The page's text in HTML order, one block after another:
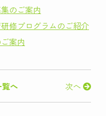
のご案内
修プログラムのご紹介
案内
次へ
覧へ